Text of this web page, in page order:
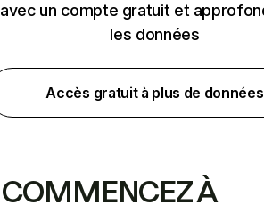
avec un compte gratuit et
les données
Accès gratuit à plus de données
COMMENCEZ À